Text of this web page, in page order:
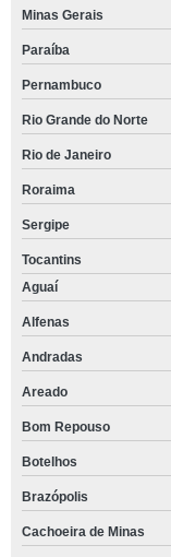
Minas Gerais
Paraíba
Pernambuco
Rio Grande do Norte
Rio de Janeiro
Roraima
Sergipe
Tocantins
Aguaí
Alfenas
Andradas
Areado
Bom Repouso
Botelhos
Brazópolis
Cachoeira de Minas